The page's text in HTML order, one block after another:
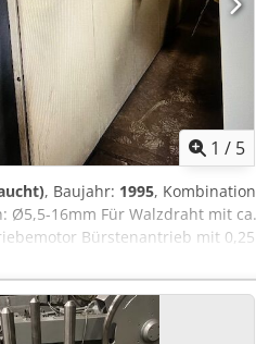
1 / 5
, Baujahr: 1995,
Ø5,5-16mm Für Walzdraht mit
Bürstenantrieb mit
BSG/T Befüllung:
15 m/s Elektrische Leistung: 2x
Gereinigter Walzdraht
Walzendimensionen min.